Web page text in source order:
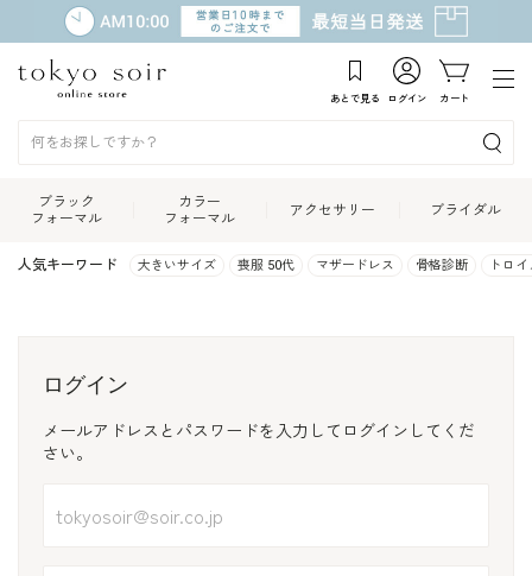
あとで見る ログイン カート
ブラック
フォーマル
カラー
フォーマル
アクセサリー ブライダル
人気キーワード 大きいサイズ 喪服 50代 マザードレス 骨格診断 トロ
ログイン
メールアドレスとパスワードを入力してログインしてくだ
さい。